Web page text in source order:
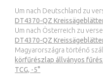
Um nach Deutschland zu
DT4370-QZ
Um nach Österreich zu
DT4370-QZ
Magyarországra történő
körfűrészlap állványos
TCG, -5°